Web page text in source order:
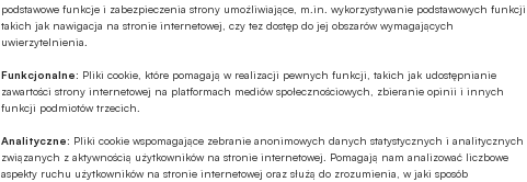
podstawowe funkcje i zabezpieczenia strony umożliwiające, m.in. wykorzystywanie podstawowych funkcji
takich jak nawigacja na stronie internetowej, czy tez dostęp do jej obszarów wymagających
uwierzytelnienia.
Funkcjonalne: Pliki cookie, które pomagają w realizacji pewnych funkcji, takich jak udostępnianie
zawartości strony internetowej na platformach mediów społecznościowych, zbieranie opinii i innych
funkcji podmiotów trzecich.
Analityczne: Pliki cookie wspomagające zebranie anonimowych danych statystycznych i analitycznych
związanych z aktywnością użytkowników na stronie internetowej. Pomagają nam analizować liczbowe
aspekty ruchu użytkowników na stronie internetowej oraz służą do zrozumienia, w jaki sposób